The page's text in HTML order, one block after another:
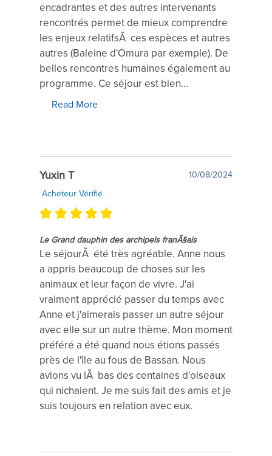
encadrantes et des autres intervenants
rencontrés permet de mieux comprendre
les enjeux relatifsÃ ces espèces et autres
autres (Baleine d'Omura par exemple). De
belles rencontres humaines également au
programme. Ce séjour est bien...
Read More
Yuxin T
10/08/2024
Acheteur Vérifié
Le Grand dauphin des archipels franÃ§ais
Le séjourÃ été très agréable. Anne nous
a appris beaucoup de choses sur les
animaux et leur façon de vivre. J'ai
vraiment apprécié passer du temps avec
Anne et j'aimerais passer un autre séjour
avec elle sur un autre thème. Mon moment
préféré a été quand nous étions passés
près de l'île au fous de Bassan. Nous
avions vu lÃ bas des centaines d'oiseaux
qui nichaient. Je me suis fait des amis et je
suis toujours en relation avec eux.